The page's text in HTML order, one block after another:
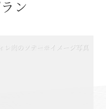
ン
エビの天婦羅※イメージ写真
レ肉のソテー※イメージ写真